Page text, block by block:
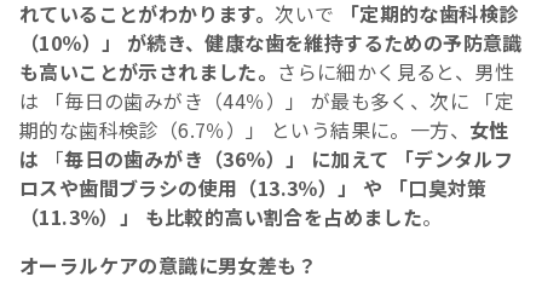
れていることがわかります。次いで
「定期的な歯科検診
（10％）」 が続き、健康な歯を維持するための予防意識
も高いことが示されました。 さらに細かく見ると、男性
は 「毎日の歯みがき（44％）」 が最も多く、次に 「定
期的な歯科検診（6.7％）」 という結果に。一方、 女性
は 「毎日の歯みがき（36％）」 に加えて 「デンタルフ
ロスや歯間ブラシの使用（13.3％）」 や 「口臭対策
（11.3％）」 も比較的高い割合を占めました。
オーラルケアの意識に男女差も？